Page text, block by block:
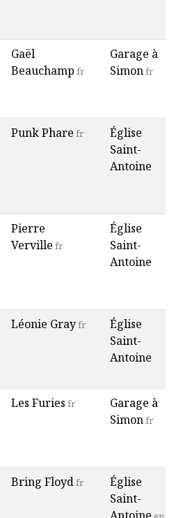
Gaël
Beauchamp fr
Garage à
Simonfr
Punk Phare fr
Église
Saint-
Antoine
Pierre
Verville fr
Église
Saint-
Antoine
Léonie Grayfr
Église
Saint-
Antoine
Les Furies fr
Garage à
Simonfr
Bring Floydfr
Église
Saint-